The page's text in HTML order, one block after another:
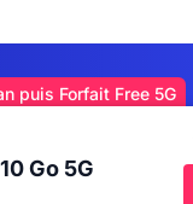
puis Forfait Free 5G
Go 5G